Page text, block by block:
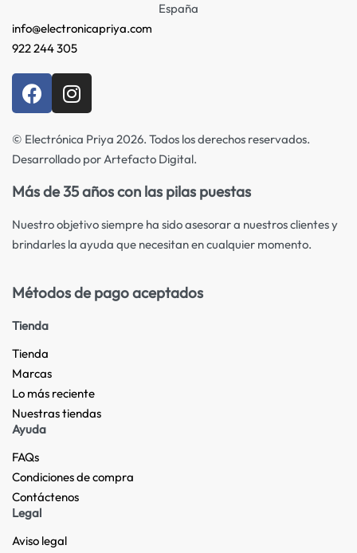
España
info@electronicapriya.com
922 244 305
© Electrónica Priya 2026. Todos los derechos reservados.
Desarrollado por Artefacto Digital.
Más de 35 años con las pilas puestas
Nuestro objetivo siempre ha sido asesorar a nuestros clientes y
brindarles la ayuda que necesitan en cualquier momento.
Métodos de pago aceptados
Tienda
Tienda
Marcas
Lo más reciente​
Nuestras tiendas​
Ayuda
FAQs
Condiciones de compra
Contáctenos
Legal
Aviso legal